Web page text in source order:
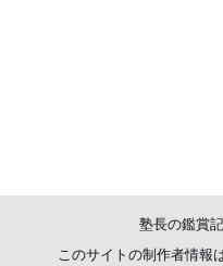
塾長の鑑賞
このサイトの制作者情報